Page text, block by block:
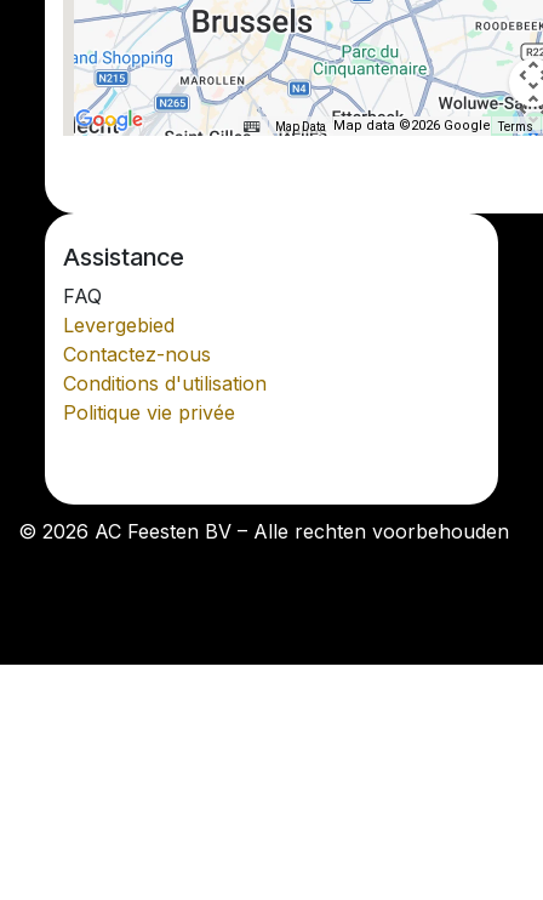
Map Data Map data ©2026 Google Terms
Assistance
FAQ
Levergebied
Contactez-nous
Conditions d'utilisation
Politique vie privée
© 2026 AC Feesten BV – Alle rechten voorbehouden